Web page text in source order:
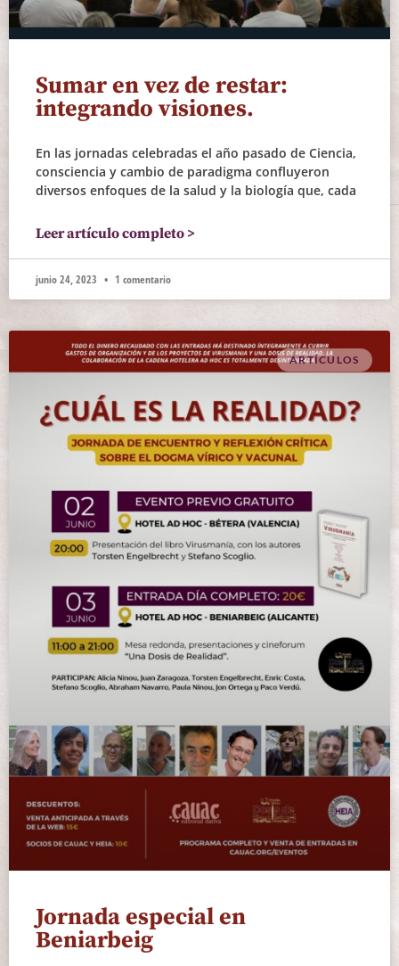
Sumar en vez de restar:
integrando visiones.
En las jornadas celebradas el año pasado de Ciencia,
consciencia y cambio de paradigma confluyeron
diversos enfoques de la salud y la biología que, cada
Leer artículo completo >
junio 24, 2023 1 comentario
ARTÍCULOS
Jornada especial en
Beniarbeig